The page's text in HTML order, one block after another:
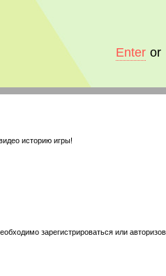
Enter or
историю игры!
зарегистрироваться или